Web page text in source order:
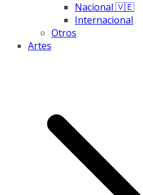
Nacional 🇻🇪
Internacional
Otros
Artes